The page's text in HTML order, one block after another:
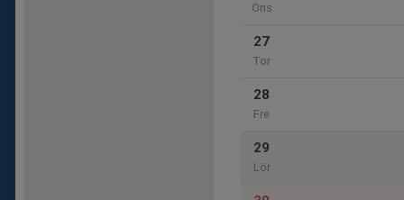
Ons
27
Tor
28
Fre
29
Lör